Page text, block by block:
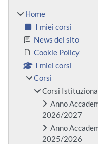
Home
I miei corsi
News del sito
Cookie Policy
I miei corsi
Corsi
Corsi
Anno
2026/2027
Anno
2025/2026